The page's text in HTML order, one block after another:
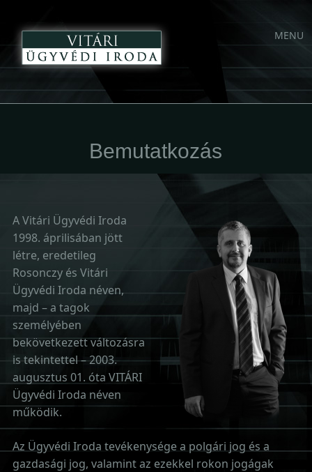
content
MENU
Bemutatkozás
A Vitári Ügyvédi Iroda
1998. áprilisában jött
létre, eredetileg
Rosonczy és Vitári
Ügyvédi Iroda néven,
majd – a tagok
személyében
bekövetkezett változásra
is tekintettel – 2003.
augusztus 01. óta VITÁRI
Ügyvédi Iroda néven
működik.
Az Ügyvédi Iroda tevékenysége a polgári jog és a
gazdasági jog, valamint az ezekkel rokon jogágak